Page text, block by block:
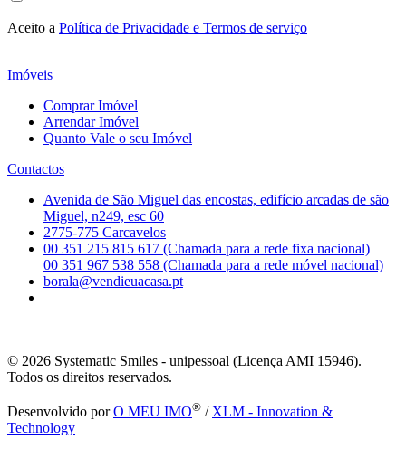
Aceito a Política de Privacidade e Termos de serviço
Imóveis
Comprar Imóvel
Arrendar Imóvel
Quanto Vale o seu Imóvel
Contactos
Avenida de São Miguel das encostas, edifício arcadas de são
Miguel, n249, esc 60
2775-775 Carcavelos
00 351 215 815 617 (Chamada para a rede fixa nacional)
00 351 967 538 558 (Chamada para a rede móvel nacional)
borala@vendieuacasa.pt
© 2026 Systematic Smiles - unipessoal (Licença AMI 15946).
Todos os direitos reservados.
Desenvolvido porO MEU IMO® / XLM - Innovation &
Technology